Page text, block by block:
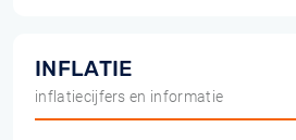
INFLATIE
inflatiecijfers en informatie